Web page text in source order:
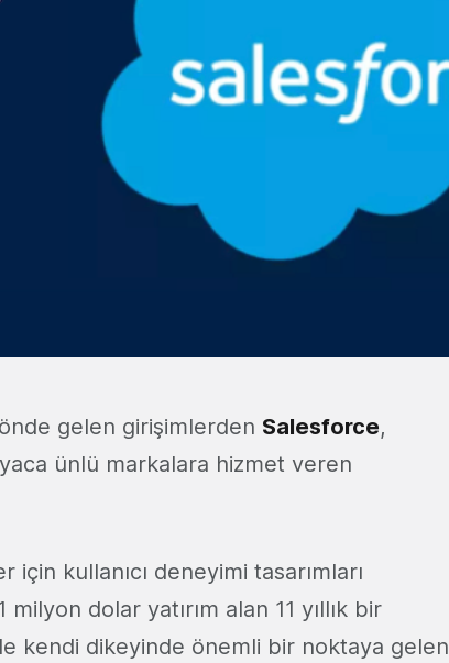
gelen girişimlerden Salesforce,
ünlü markalara hizmet veren
kullanıcı deneyimi tasarımları
dolar yatırım alan 11 yıllık bir
kendi dikeyinde önemli bir noktaya gelen